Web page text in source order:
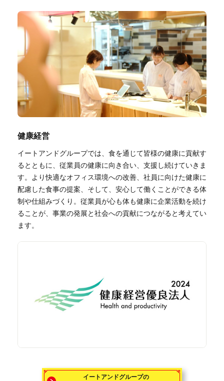
健康経営
イートアンドグループでは、食を通じて皆様の健康に貢献す
るとともに、従業員の健康に向き合い、支援し続けていきま
す。より快適なオフィス環境への改善、社員に向けた健康に
配慮した食事の提案、そして、安心して働くことができる体
制や仕組みづくり。従業員が心も体も健康に企業活動を続け
ることが、事業の発展と社会への貢献につながると考えてい
ます。
イートアンドグループの